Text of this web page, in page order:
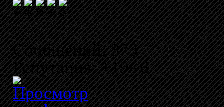
Сообщений: 373
Репутация: +19/-6